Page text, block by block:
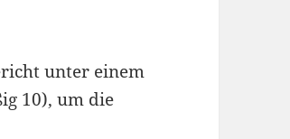
unter einem
10), um die